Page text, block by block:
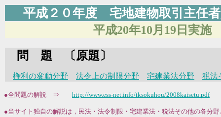
平成２０年度 宅地建物取引主任
平成20年10月19日実施
問 題 〔原題〕
権利の変動分野 法令上の制限分野 宅建業法分野 税法
●全問題の解説 ⇒ http://www.ess-net.info/tksokuhou/2008kaisetu.pdf
●当サイト独自の解説は，民法・法令制限・宅建業法・税法その他の各分